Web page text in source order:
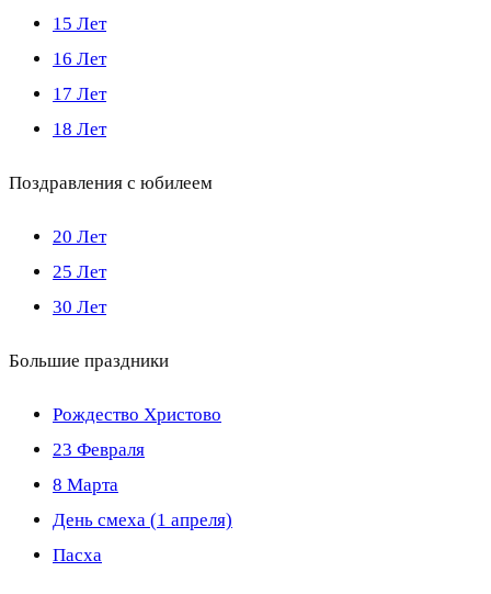
15 Лет
16 Лет
17 Лет
18 Лет
Поздравления с юбилеем
20 Лет
25 Лет
30 Лет
Большие праздники
Рождество Христово
23 Февраля
8 Марта
День смеха (1 апреля)
Пасха